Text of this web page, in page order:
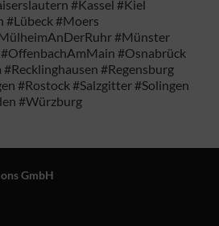
#Kassel #Kiel
#Lübeck #Moers
#Münster
#Osnabrück
#Regensburg
#Rostock #Salzgitter #Solingen
#Würzburg
GmbH